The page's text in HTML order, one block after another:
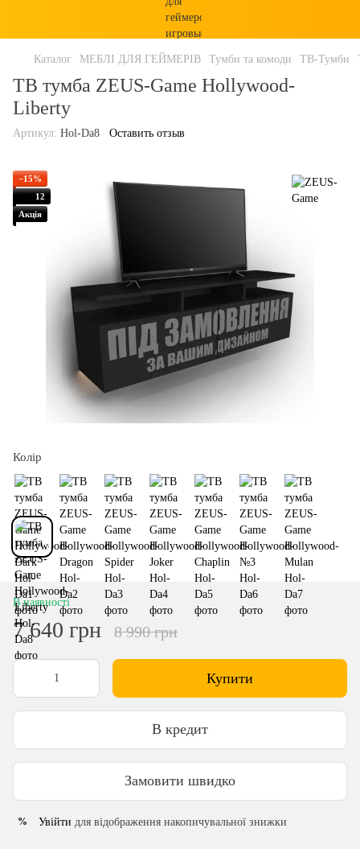
Каталог МЕБЛІ ДЛЯ ГЕЙМЕРІВ Тумби та комоди ТВ-Тумби
ТВ тумба ZEUS-Game Hollywood-
Liberty
Артикул: Hol-Da8 Оставить отзыв
−15%
12
Акція
Колір
В наявності
7 640 грн 8 990 грн
Купити
В кредит
Замовити швидко
% Увійти для відображення накопичувальної знижки